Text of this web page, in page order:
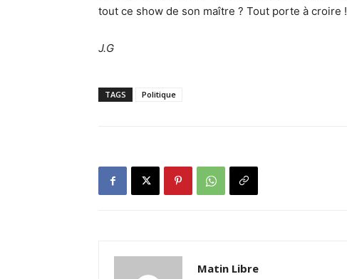
tout ce show de son maître ? Tout porte à croire !
J.G
TAGS Politique
Matin Libre